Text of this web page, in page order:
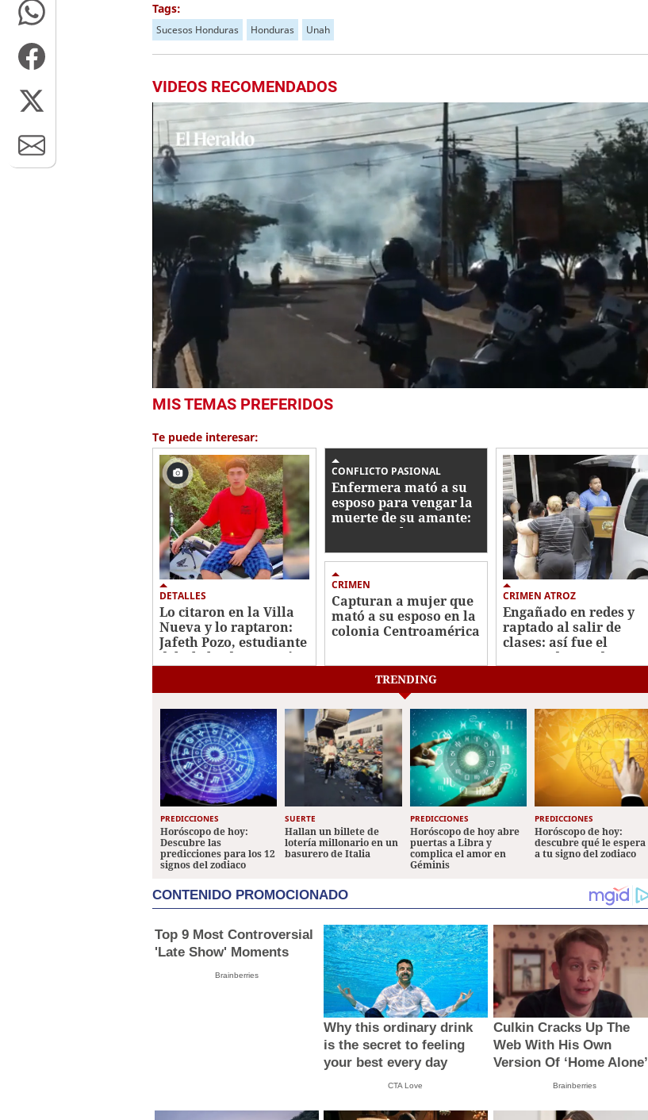
Tags:
Sucesos Honduras Honduras Unah
VIDEOS RECOMENDADOS
seconds
22
secondsVolume
0%
Próximo
Estudiantes exigen clases en la UNAH y abren edificios
00:31
MIS TEMAS PREFERIDOS
Te puede interesar:
DETALLES
Lo citaron en la Villa
Nueva y lo raptaron:
Jafeth Pozo, estudiante
del Abelardo R. Fortín
CONFLICTO PASIONAL
Enfermera mató a su
esposo para vengar la
muerte de su amante:
crimen en la
CRIMEN
Capturan a mujer que
mató a su esposo en la
colonia Centroamérica
CRIMEN ATROZ
Engañado en redes y
raptado al salir de
clases: así fue el
crimen de estudiante
TRENDING
PREDICCIONES
Horóscopo de hoy:
Descubre las
predicciones para los 12
signos del zodiaco
SUERTE
Hallan un billete de
lotería millonario en un
basurero de Italia
PREDICCIONES
Horóscopo de hoy abre
puertas a Libra y
complica el amor en
Géminis
PREDICCIONES
Horóscopo de hoy:
descubre qué le espera
a tu signo del zodiaco
CONTENIDO PROMOCIONADO
Top 9 Most Controversial
'Late Show' Moments
Brainberries
Why this ordinary drink
is the secret to feeling
your best every day
CTA Love
Culkin Cracks Up The
Web With His Own
Version Of ‘Home Alone’
Brainberries